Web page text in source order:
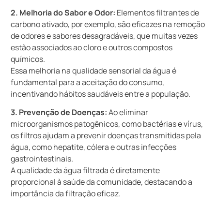
2. Melhoria do Sabor e Odor: Elementos filtrantes de
carbono ativado, por exemplo, são eficazes na remoção
de odores e sabores desagradáveis, que muitas vezes
estão associados ao cloro e outros compostos
químicos.
Essa melhoria na qualidade sensorial da água é
fundamental para a aceitação do consumo,
incentivando hábitos saudáveis entre a população.
3. Prevenção de Doenças:Ao eliminar
microorganismos patogênicos, como bactérias e vírus,
os filtros ajudam a prevenir doenças transmitidas pela
água, como hepatite, cólera e outras infecções
gastrointestinais.
A qualidade da água filtrada é diretamente
proporcional à saúde da comunidade, destacando a
importância da filtração eficaz.